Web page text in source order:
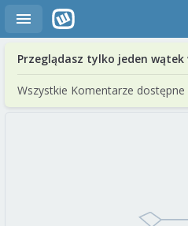
Przeglądasz tylko jeden wątek
Wszystkie Komentarze dostępne